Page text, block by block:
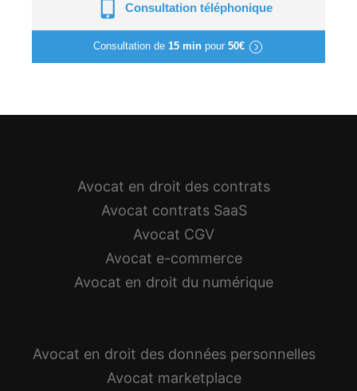
Consultation téléphonique
Consultation de 15 min pour 50€
Avocat en droit des contrats
Avocat contrats SaaS
Avocat CGV
Avocat e-commerce
Avocat en droit du numérique
Avocat en droit des données personnelles
Avocat marketplace